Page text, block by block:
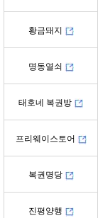
황금돼지
명동열쇠
태호네 복권방
프리웨이스토어
복권명당
진평양행